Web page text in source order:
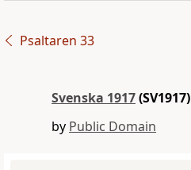
Psaltaren 33
Svenska 1917(SV1917)
by Public Domain